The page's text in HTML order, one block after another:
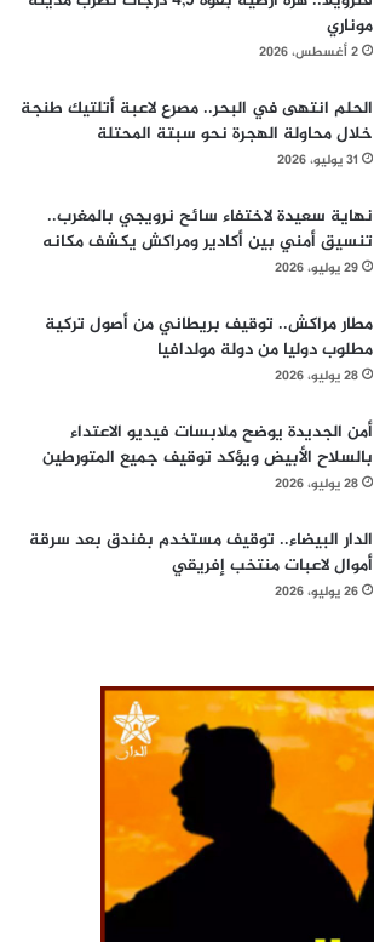
موناري
2 أغسطس، 2026
الحلم انتهى في البحر.. مصرع لاعبة أتلتيك طنجة
خلال محاولة الهجرة نحو سبتة المحتلة
31 يوليو، 2026
نهاية سعيدة لاختفاء سائح نرويجي بالمغرب..
تنسيق أمني بين أكادير ومراكش يكشف مكانه
29 يوليو، 2026
مطار مراكش.. توقيف بريطاني من أصول تركية
مطلوب دوليا من دولة مولدافيا
28 يوليو، 2026
أمن الجديدة يوضح ملابسات فيديو الاعتداء
بالسلاح الأبيض ويؤكد توقيف جميع المتورطين
28 يوليو، 2026
الدار البيضاء.. توقيف مستخدم بفندق بعد سرقة
أموال لاعبات منتخب إفريقي
26 يوليو، 2026